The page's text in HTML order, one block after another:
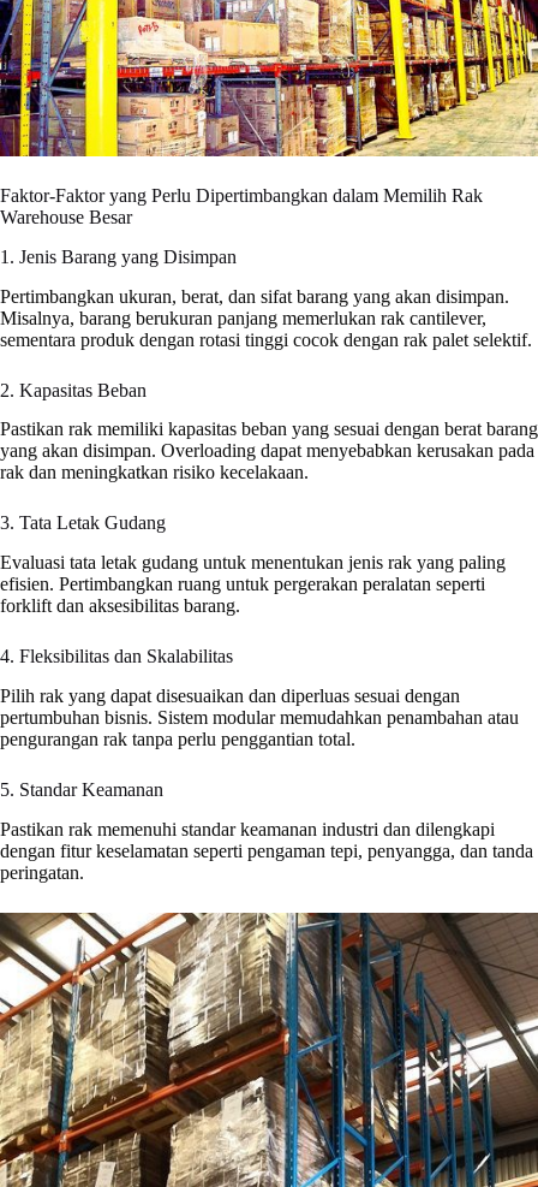
Faktor-Faktor yang Perlu Dipertimbangkan dalam Memilih Rak
Warehouse Besar
1. Jenis Barang yang Disimpan
Pertimbangkan ukuran, berat, dan sifat barang yang akan disimpan.
Misalnya, barang berukuran panjang memerlukan rak cantilever,
sementara produk dengan rotasi tinggi cocok dengan rak palet selektif.
2. Kapasitas Beban
Pastikan rak memiliki kapasitas beban yang sesuai dengan berat barang
yang akan disimpan. Overloading dapat menyebabkan kerusakan pada
rak dan meningkatkan risiko kecelakaan.
3. Tata Letak Gudang
Evaluasi tata letak gudang untuk menentukan jenis rak yang paling
efisien. Pertimbangkan ruang untuk pergerakan peralatan seperti
forklift dan aksesibilitas barang.
4. Fleksibilitas dan Skalabilitas
Pilih rak yang dapat disesuaikan dan diperluas sesuai dengan
pertumbuhan bisnis. Sistem modular memudahkan penambahan atau
pengurangan rak tanpa perlu penggantian total.
5. Standar Keamanan
Pastikan rak memenuhi standar keamanan industri dan dilengkapi
dengan fitur keselamatan seperti pengaman tepi, penyangga, dan tanda
peringatan.